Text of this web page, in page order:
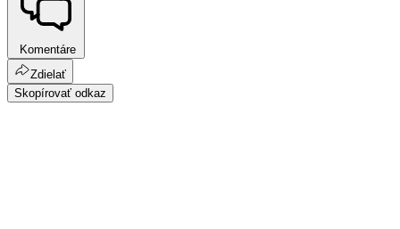
Komentáre
Zdielať
Skopírovať odkaz